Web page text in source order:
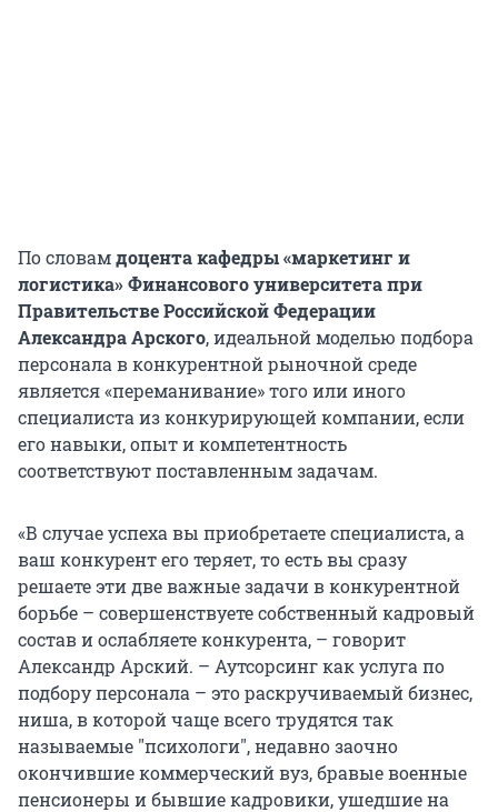
По словамдоцента кафедры «маркетинг и
логистика» Финансового университета при
Правительстве Российской Федерации
Александра Арского, идеальной моделью подбора
персонала в конкурентной рыночной среде
является «переманивание» того или иного
специалиста из конкурирующей компании, если
его навыки, опыт и компетентность
соответствуют поставленным задачам.
«В случае успеха вы приобретаете специалиста, а
ваш конкурент его теряет, то есть вы сразу
решаете эти две важные задачи в конкурентной
борьбе – совершенствуете собственный кадровый
состав и ослабляете конкурента, – говорит
Александр Арский. – Аутсорсинг как услуга по
подбору персонала – это раскручиваемый бизнес,
ниша, в которой чаще всего трудятся так
называемые "психологи", недавно заочно
окончившие коммерческий вуз, бравые военные
пенсионеры и бывшие кадровики, ушедшие на